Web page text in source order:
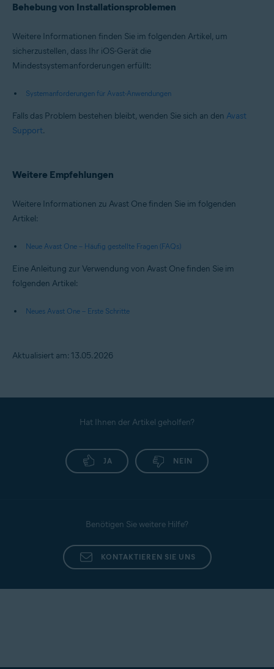
Behebung von Installationsproblemen
Weitere Informationen finden Sie im folgenden Artikel, um
sicherzustellen, dass Ihr iOS-Gerät die
Mindestsystemanforderungen erfüllt:
Systemanforderungen für Avast-Anwendungen
Falls das Problem bestehen bleibt, wenden Sie sich an den Avast
Support.
Weitere Empfehlungen
Weitere Informationen zu Avast One finden Sie im folgenden
Artikel:
Neue Avast One – Häufig gestellte Fragen (FAQs)
Eine Anleitung zur Verwendung von Avast One finden Sie im
folgenden Artikel:
Neues Avast One – Erste Schritte
Aktualisiert am: 13.05.2026
Hat Ihnen der Artikel geholfen?
JA NEIN
Benötigen Sie weitere Hilfe?
KONTAKTIEREN SIE UNS